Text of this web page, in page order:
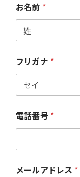
お名前 *
フリガナ *
電話番号 *
メールアドレス *